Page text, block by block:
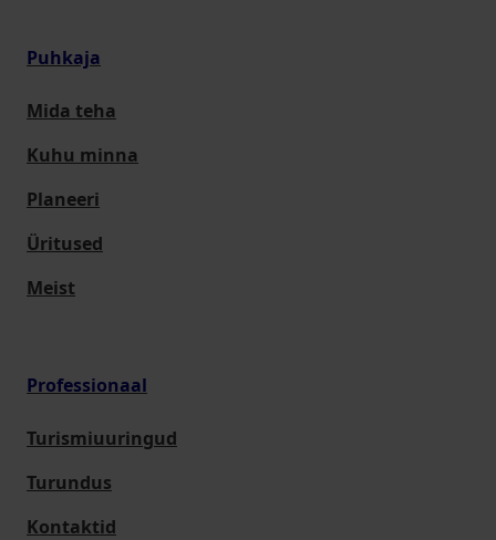
Puhkaja
Mida teha
Kuhu minna
Planeeri
Üritused
Meist
Professionaal
Turismiuuringud
Turundus
Kontaktid